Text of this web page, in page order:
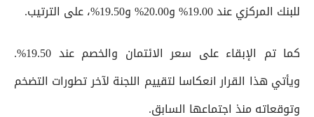
للبنك المركزي عند 19.00% و20.00% و19.50%، على الترتيب.
كما تم الإبقاء على سعر الائتمان والخصم عند 19.50%.
ويأتي هذا القرار انعكاسا لتقييم اللجنة لآخر تطورات التضخم
وتوقعاته منذ اجتماعها السابق.